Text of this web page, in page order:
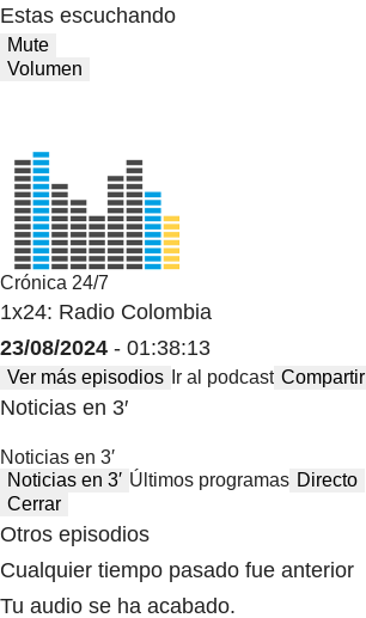
Estas escuchando
Mute
Volumen
Crónica 24/7
1x24: Radio Colombia
23/08/2024 - 01:38:13
Ver más episodios Ir al podcast Compartir
Noticias en 3′
Noticias en 3′
Noticias en 3′ Últimos programas Directo
Cerrar
Otros episodios
Cualquier tiempo pasado fue anterior
Tu audio se ha acabado.